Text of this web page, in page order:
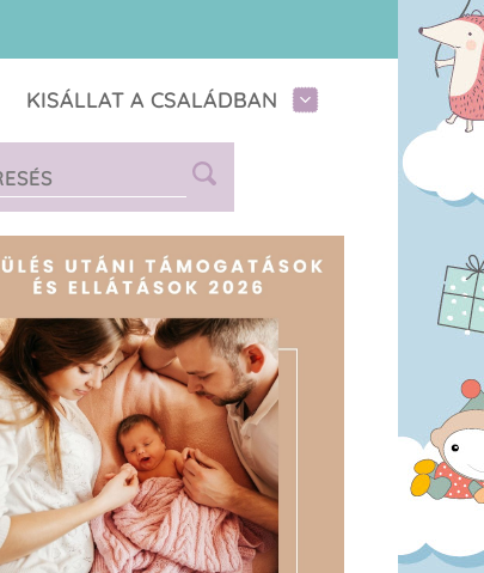
KISÁLLAT A CSALÁDBAN